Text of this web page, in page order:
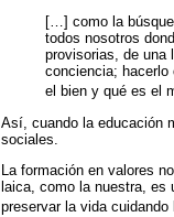
[…] como la
todos nosotros
provisorias, de una
conciencia; hacerlo
el bien y qué es el
Así, cuando la educación
sociales.
La formación en valores
laica, como la nuestra, es
preservar la vida